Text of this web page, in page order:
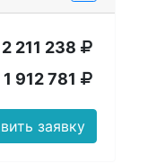
2 211 238
1 912 781
заявку